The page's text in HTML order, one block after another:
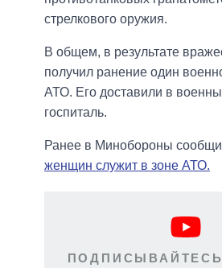
стрелкового оружия.
В общем, в результате
получил ранение один
АТО. Его доставили в
госпиталь.
Ранее в Минобороны
женщин служит в зоне АТО.